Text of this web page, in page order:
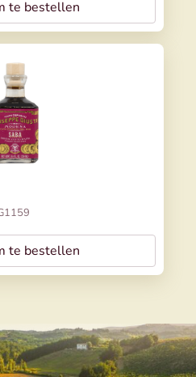
te bestellen
te bestellen